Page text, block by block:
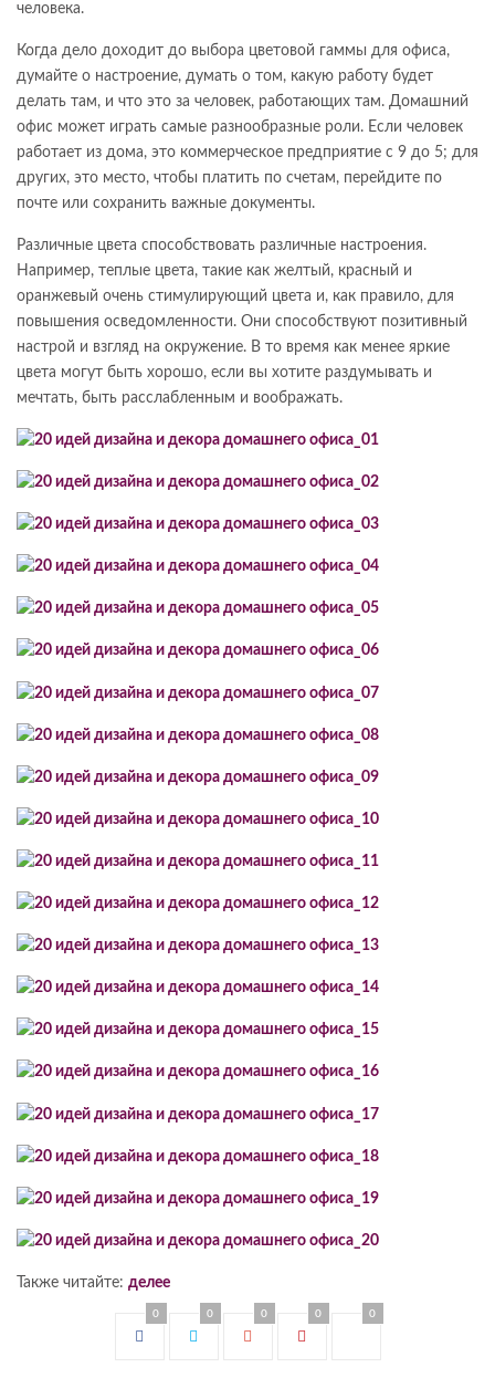
человека.
Когда дело доходит до выбора цветовой гаммы для офиса,
думайте о настроение, думать о том, какую работу будет
делать там, и что это за человек, работающих там. Домашний
офис может играть самые разнообразные роли. Если человек
работает из дома, это коммерческое предприятие с 9 до 5; для
других, это место, чтобы платить по счетам, перейдите по
почте или сохранить важные документы.
Различные цвета способствовать различные настроения.
Например, теплые цвета, такие как желтый, красный и
оранжевый очень стимулирующий цвета и, как правило, для
повышения осведомленности. Они способствуют позитивный
настрой и взгляд на окружение. В то время как менее яркие
цвета могут быть хорошо, если вы хотите раздумывать и
мечтать, быть расслабленным и воображать.
Также читайте: делее
0 0 0 0 0